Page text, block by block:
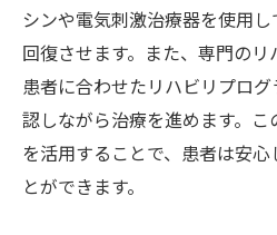
シンや電気刺激治療器を使用
回復させます。また、専門の
患者に合わせたリハビリプロ
認しながら治療を進めます。
を活用することで、患者は安
とができます。